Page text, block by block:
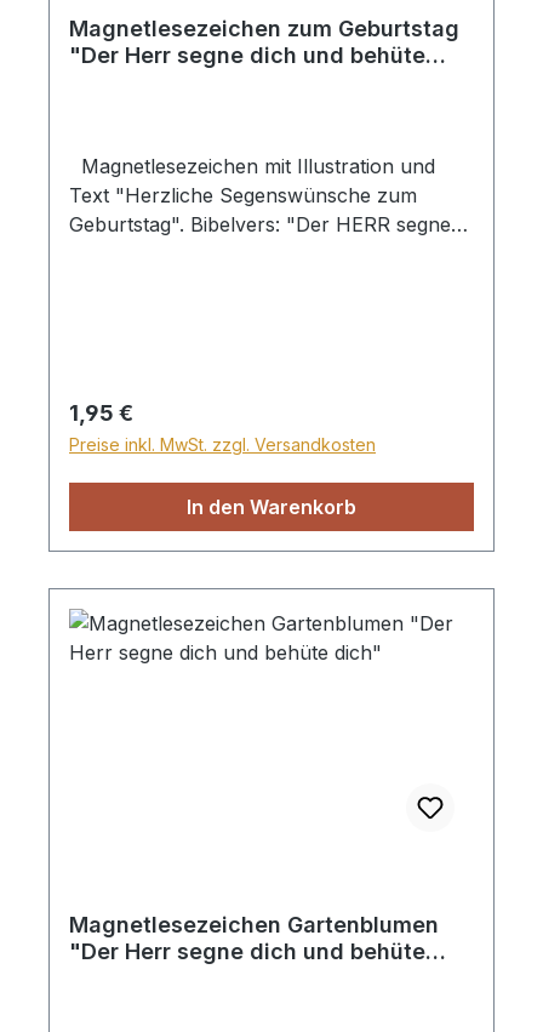
Magnetlesezeichen zum Geburtstag
"Der Herr segne dich und behüte
Magnetlesezeichen mit Illustration und
Text "Herzliche Segenswünsche zum
Geburtstag". Bibelvers: "Der HERR segne
Regulärer Preis:
1,95 €
Preise inkl. MwSt. zzgl. Versandkosten
In den Warenkorb
Magnetlesezeichen Gartenblumen
"Der Herr segne dich und behüte